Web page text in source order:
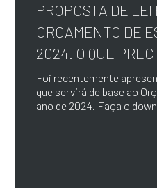
PROPOSTA DE LEI
ORÇAMENTO DE
2024. O QUE
Foi recentemente
que servirá de base ao
ano de 2024. Faça o